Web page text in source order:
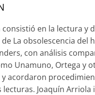
consistió en la lectura y
de La obsolescencia del
con análisis
Unamuno, Ortega y
y acordaron
lecturas. Joaquín